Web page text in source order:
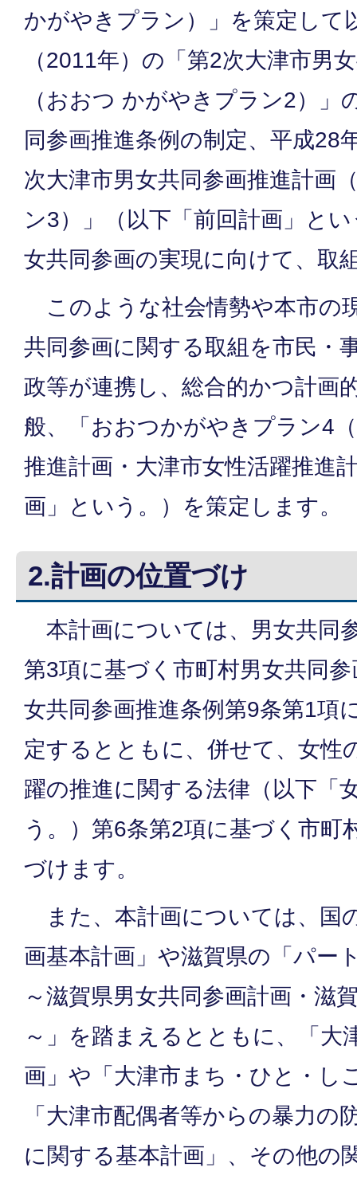
かがやきプラン）」を策定して
（2011年）の「第2次大津市男
（おおつ かがやきプラン2）」
同参画推進条例の制定、平成28
次大津市男女共同参画推進計画
ン3）」（以下「前回計画」と
女共同参画の実現に向けて、取
このような社会情勢や本市の
共同参画に関する取組を市民・
政等が連携し、総合的かつ計画
般、「おおつかがやきプラン4
推進計画・大津市女性活躍推進
画」という。）を策定します。
2.計画の位置づけ
本計画については、男女共同
第3項に基づく市町村男女共同
女共同参画推進条例第9条第1項
定するとともに、併せて、女性
躍の推進に関する法律（以下「
う。）第6条第2項に基づく市町
づけます。
また、本計画については、国
画基本計画」や滋賀県の「パー
～滋賀県男女共同参画計画・滋
～」を踏まえるとともに、「大
画」や「大津市まち・ひと・し
「大津市配偶者等からの暴力の
に関する基本計画」、その他の